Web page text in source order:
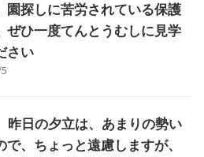
園探しに苦労されている保護
ぜひ一度てんとうむしに見学
さい
日の夕立は、あまりの勢い
で、ちょっと遠慮しますが、